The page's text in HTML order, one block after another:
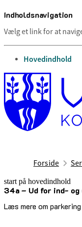
Indholdsnavigation
Vælg et link for at
gå til
Hovedindhold
Forside
start på hovedindhold
34a – Ud for ind-
Læs mere om
senest opdateret 13.